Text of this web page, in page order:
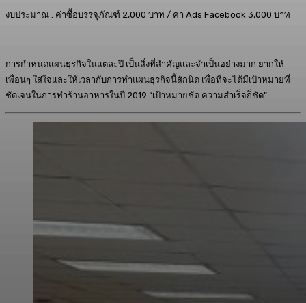
งบประมาณ : ค่าซื้อบรรจุภัณฑ์ 2,000 บาท / ค่า Ads Facebook 3,000 บาท
การกำหนดแผนธุรกิจในแต่ละปี เป็นสิ่งที่สำคัญและจำเป็นอย่างมาก ยากให้
เพื่อนๆ ใส่ใจและให้เวลากับการทำแผนธุรกิจนี้สักนิด เพื่อที่จะได้มีเป้าหมายที่
ชัดเจนในการทำร้านอาหารในปี 2019 “เป้าหมายชัด ความสำเร็จก็ชัด”